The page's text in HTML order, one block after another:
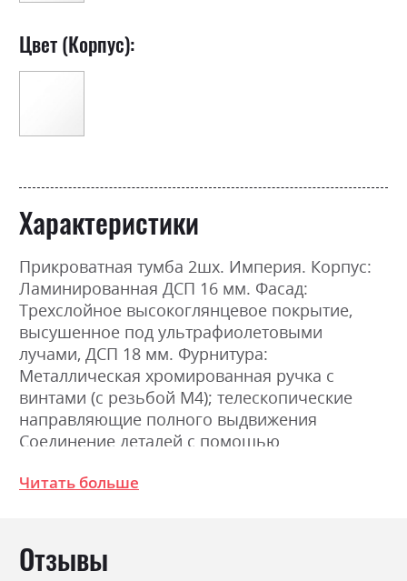
Цвет (Корпус):
Характеристики
Прикроватная тумба 2шх. Империя. Корпус:
Ламинированная ДСП 16 мм. Фасад:
Трехслойное высокоглянцевое покрытие,
высушенное под ультрафиолетовыми
лучами, ДСП 18 мм. Фурнитура:
Металлическая хромированная ручка с
винтами (с резьбой М4); телескопические
направляющие полного выдвижения
Соединение деталей с помощью
Ширина 55.0см, Высота 62.0см, Глубина
Фабрика:
Читать больше
Отзывы